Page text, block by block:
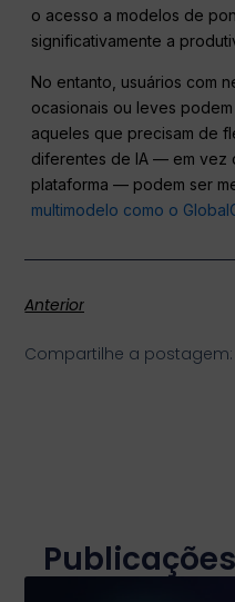
o acesso a modelos de
significativamente a
No entanto, usuários com
ocasionais ou leves
aqueles que precisam de
diferentes de IA — em vez
plataforma — podem ser
multimodelo como o
Anterior
Compartilhe a postagem: